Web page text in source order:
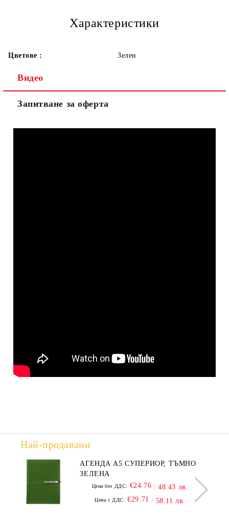
Характеристики
Цветове : Зелен
Видео
Запитване за оферта
Най-продавани
АГЕНДА А5 СУПЕРИОР, ТЪМНО
ЗЕЛЕНА
Цена без ДДС: €24.76 48.43 лв.
Цена с ДДС: €29.71 58.11 лв.